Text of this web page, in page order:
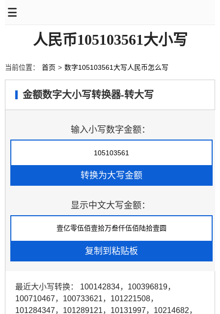
人民币105103561大小写
当前位置： 首页 > 数字105103561大写人民币怎么写
金额数字大小写转换器-转大写
输入小写数字金额：
显示中文大写金额：
最近大小写转换： 100142834， 100396819，
100710467， 100733621， 101221508，
101284347， 101289121， 10131997， 10214682，